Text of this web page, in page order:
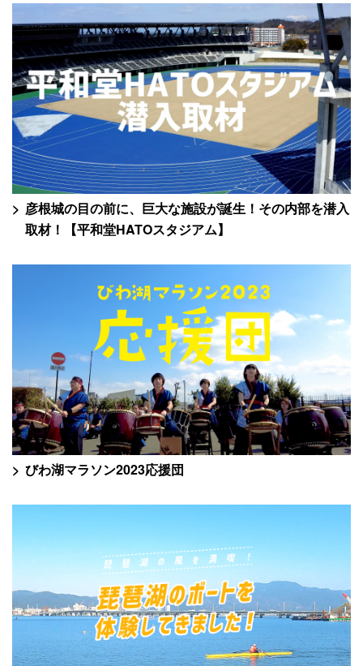
彦根城の目の前に、巨大な施設が誕生！その内部を潜入
取材！【平和堂HATOスタジアム】
びわ湖マラソン2023応援団